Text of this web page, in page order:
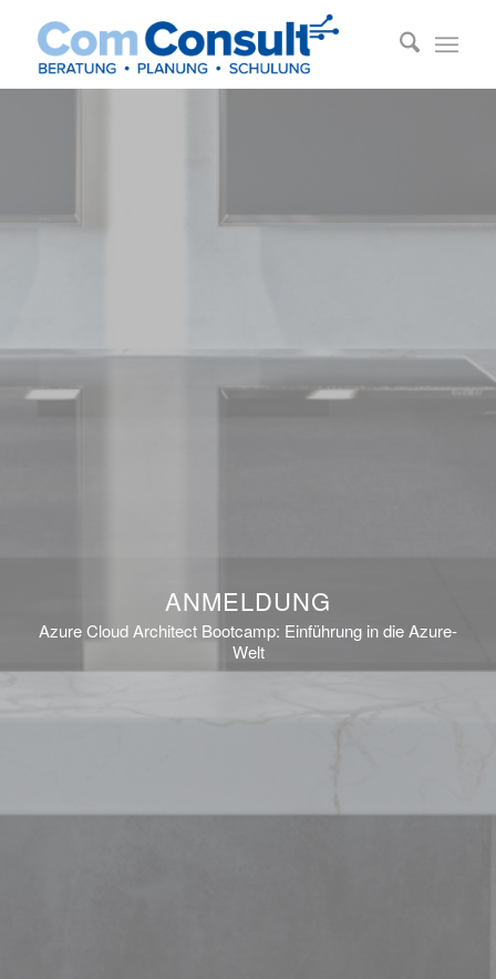
ANMELDUNG
Azure Cloud Architect Bootcamp: Einführung in die Azure-
Welt